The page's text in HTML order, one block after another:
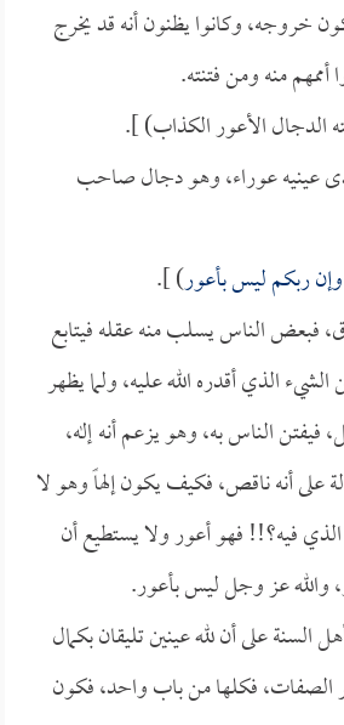
خروجه، وكانوا يظنون أنه قد يخرج
منه ومن فتنته.
الدجال الأعور الكذاب) ].
عينيه عوراء، وهو دجال صاحب
وإن ربكم ليس بأعور) ].
فبعض الناس يسلب منه عقله فيتابع
الذي أقدره الله عليه، ولما يظهر
فيفتن الناس به، وهو يزعم أنه إله،
على أنه ناقص، فكيف يكون إلهاً وهو لا
فيه؟!! فهو أعور ولا يستطيع أن
عز وجل ليس بأعور.
السنة على أن لله عينين تليقان بكمال
الصفات، فكلها من باب واحد، فكون